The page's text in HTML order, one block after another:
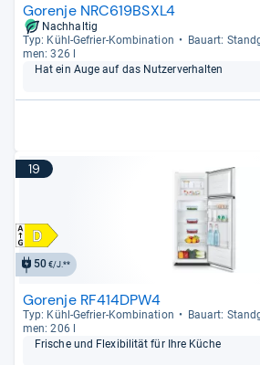
Gorenje NRC619BSXL4
Nachhaltig
Typ: Kühl-​Gefrier-​Kom­bi­na­tion
Bau­art:
men: 326 l
Hat ein Auge auf das Nut­zer­ver­hal­ten
19
50€/J.**
Gorenje RF414DPW4
Typ: Kühl-​Gefrier-​Kom­bi­na­tion Bau­art:
men: 206 l
Fri­sche und Fle­xi­bi­li­tät für Ihre Küche